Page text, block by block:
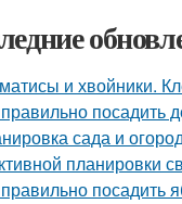
и хвойники.
посадить
сада и
планировки
посадить